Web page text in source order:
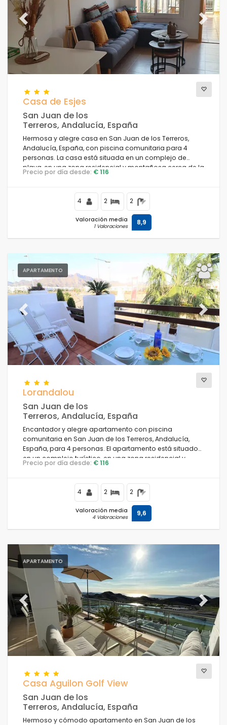
Previous Next
Casa de Esjes
San Juan de los
Terreros, Andalucía, España
Hermosa y alegre casa en San Juan de los Terreros,
Andalucía, España, con piscina comunitaria para 4
personas. La casa está situada en un complejo de
playa, en una zona residencial y montañosa cerca de la
playa, a poca distancia de tiendas y supermercados y
Precio por día desde: € 116
4 2 2
Valoración media
1 Valoraciones 8,9
APARTAMENTO
Previous Next
Lorandalou
San Juan de los
Terreros, Andalucía, España
Encantador y alegre apartamento con piscina
comunitaria en San Juan de los Terreros, Andalucía,
España, para 4 personas. El apartamento está situado
en un complejo turístico, en una zona residencial y
montañosa cerca de la playa, a poca distancia de
Precio por día desde: € 116
4 2 2
Valoración media
4 Valoraciones 9,6
APARTAMENTO
Previous Next
Casa Aguilon Golf View
San Juan de los
Terreros, Andalucía, España
Hermoso y cómodo apartamento en San Juan de los